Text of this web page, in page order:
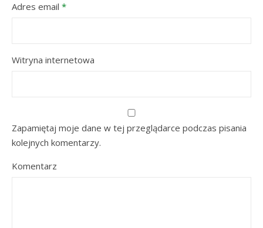
Adres email *
Witryna internetowa
Zapamiętaj moje dane w tej przeglądarce podczas pisania
kolejnych komentarzy.
Komentarz